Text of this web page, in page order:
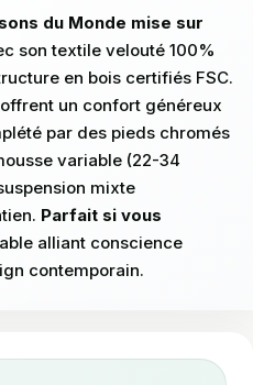
du Monde mise sur
son textile velouté 100%
en bois certifiés FSC.
un confort généreux
par des pieds chromés
variable (22-34
mixte
Parfait si vous
alliant conscience
contemporain.